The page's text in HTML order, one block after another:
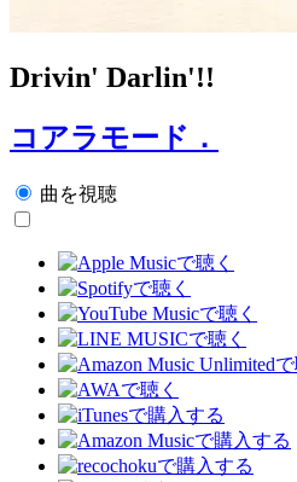
Drivin' Darlin'!!
コアラモード．
曲を視聴